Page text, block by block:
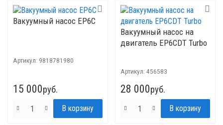
Вакуумный насос EP6C
Артикул: 9818781980
15 000руб.
Вакуумный насос на
двигатель EP6CDT Turbo
Артикул: 456583
28 000руб.